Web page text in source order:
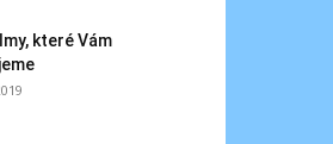
které Vám